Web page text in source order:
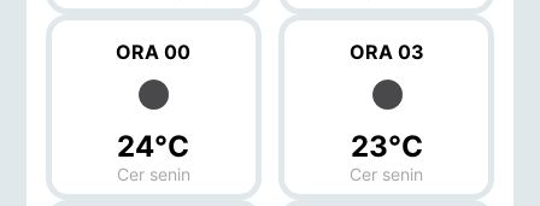
ORA 00
24°C
Cer senin
ORA 03
23°C
Cer senin